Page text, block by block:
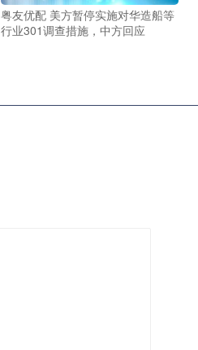
粤友优配 美方暂停实施对华造船等
行业301调查措施，中方回应